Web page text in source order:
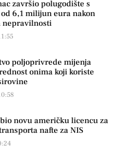
završio polugodište s
6,1 milijun eura nakon
poljoprivrede mijenja
onima koji koriste
novu američku licencu za
nafte za NIS